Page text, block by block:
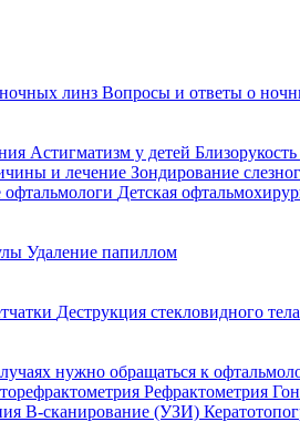
линз Вопросы и ответы о
Астигматизм у детей
и лечение Зондирование
офтальмологи Детская
Удаление папиллом
Деструкция стекловидного тела
нужно обращаться к
Рефрактометрия
В-сканирование (УЗИ)